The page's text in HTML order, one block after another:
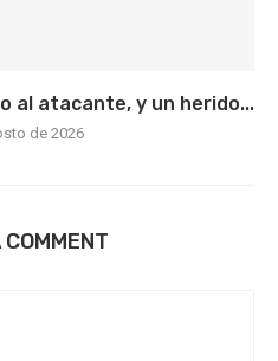
al atacante, y un herido...
de 2026